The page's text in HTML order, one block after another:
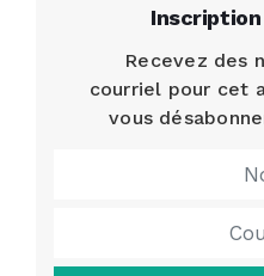
Recevez des
courriel pour cet
vous